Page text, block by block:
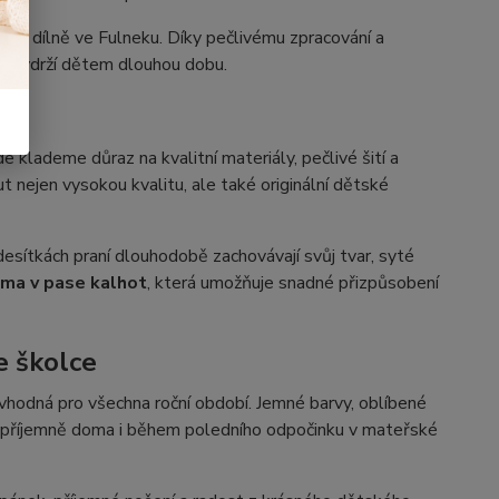
dílně ve Fulneku. Díky pečlivému zpracování a
vydrží dětem dlouhou dobu.
klademe důraz na kvalitní materiály, pečlivé šití a
nejen vysokou kvalitu, ale také originální dětské
praní dlouhodobě zachovávají svůj tvar, syté
v pase kalhot, která umožňuje snadné přizpůsobení
školce
pro všechna roční období. Jemné barvy, oblíbené
doma i během poledního odpočinku v mateřské